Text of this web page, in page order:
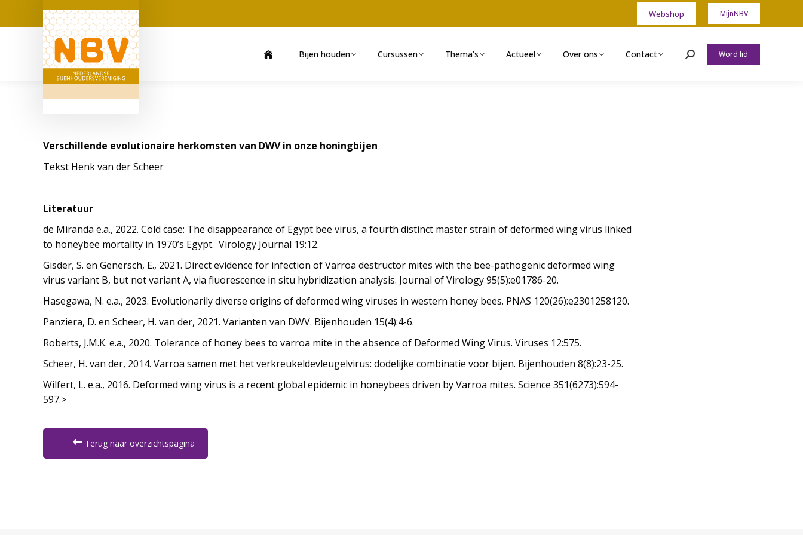
Webshop MijnNBV
Bijen houden Cursussen Thema’s Actueel Over ons Contact Zoeken:Word lid
Verschillende evolutionaire herkomsten van DWV in onze honingbijen
Tekst Henk van der Scheer
Literatuur
de Miranda e.a., 2022. Cold case: The disappearance of Egypt bee virus, a fourth distinct master strain of deformed wing virus linked
to honeybee mortality in 1970’s Egypt. Virology Journal 19:12.
Gisder, S. en Genersch, E., 2021. Direct evidence for infection of Varroa destructor mites with the bee-pathogenic deformed wing
virus variant B, but not variant A, via fluorescence in situ hybridization analysis. Journal of Virology 95(5):e01786-20.
Hasegawa, N. e.a., 2023. Evolutionarily diverse origins of deformed wing viruses in western honey bees. PNAS 120(26):e2301258120.
Panziera, D. en Scheer, H. van der, 2021. Varianten van DWV. Bijenhouden 15(4):4-6.
Roberts, J.M.K. e.a., 2020. Tolerance of honey bees to varroa mite in the absence of Deformed Wing Virus. Viruses 12:575.
Scheer, H. van der, 2014. Varroa samen met het verkreukeldevleugelvirus: dodelijke combinatie voor bijen. Bijenhouden 8(8):23-25.
Wilfert, L. e.a., 2016. Deformed wing virus is a recent global epidemic in honeybees driven by Varroa mites. Science 351(6273):594-
597.>
Terug naar overzichtspagina